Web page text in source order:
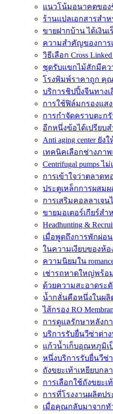
แนวโน้มอนาคตของ
ร้านแปลเอกสารสำ
ขายฝากบ้าน ได้เงิน
ความสำคัญของการ
วิธีเลือก Cross
ชุดรับแขกไม้สักมีคว
โรงพิมพ์ราคาถูก คุ
บริการชิปปิ้งจีนทาง
การใช้ฟิล์มกรองแส
การกำจัดคราบตะ
อีกหนึ่งข้อได้เปรียบส
Anti aging center ยั
เทคนิคเลือกช่างภา
Centrifugal pumps
การเข้าใจว่าตลาดท
ประตูเหล็กการผสม
การเสริมคอลลาเจ
ขายมอเตอร์เกียร์ส
Headhunting &
เมื่อพูดถึงการพักผ่อน
ในความเงียบของห้
ความนิยมใน
เช่ารถหาดใหญ่พร้อ
ด้วยความสะอาดระดั
น้ำกลั่นคือหนึ่งในผ
ไส้กรอง RO
การดูแลรักษาหลังกา
บริการรับยื่นวีซ่าต่า
แก้วน้ำเก็บอุณหภูมิเ
หนึ่งบริการรับยื่นวีซ่
ถังขยะเท้าเหยียบก
การเลือกใช้ถังขยะเ
การที่โรงงานผลิตป
เมื่อคุณกลับมาจากทั